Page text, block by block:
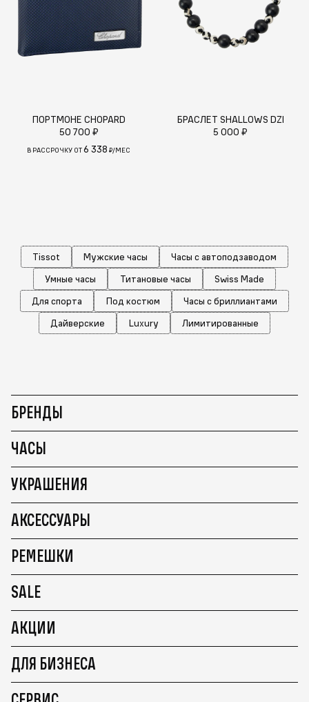
ПОРТМОНЕ CHOPARD
50 700 ₽
В РАССРОЧКУ ОТ6 338 ₽/МЕС
БРАСЛЕТ SHALLOWS DZI
5 000 ₽
Tissot Мужские часы
Часы с автоподзаводом
Умные часы
Титановые часы
Swiss Made
Для спорта
Под костюм
Часы с бриллиантами
Дайверские
Luxury Лимитированные
БРЕНДЫ
ЧАСЫ
УКРАШЕНИЯ
АКСЕССУАРЫ
РЕМЕШКИ
SALE
АКЦИИ
ДЛЯ БИЗНЕСА